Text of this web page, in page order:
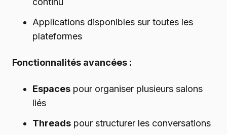
Applications disponibles sur toutes les
plateformes
Fonctionnalités avancées :
Espaces pour organiser plusieurs salons
liés
Threads pour structurer les conversations